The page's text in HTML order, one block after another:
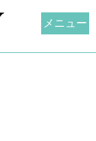
メニュー